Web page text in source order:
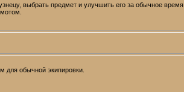
выбрать предмет и улучшить его за обычное время
для обычной экипировки.